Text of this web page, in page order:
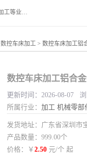
深圳市宝安区石岩瑞鑫五金制品厂主要经营丝杆加工、恒压阀、长轴加工、数控车床加工、叶轮、车铣复合加工等业务,深圳市宝安区石岩瑞鑫五金制品厂产品广泛应用于按摩椅、各类阀门、电机等石化类、机械类产品.
数控车床加工 > 数控车床加工铝
更新时间：2026-08-07
所属行业： 加工 机械零部
发货地址：广东省深圳市
产品数量：999.00个
价格：￥ 2.50 元/个 起